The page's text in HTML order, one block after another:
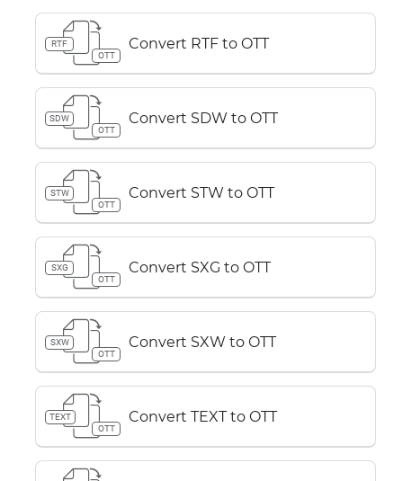
RTF
OTT
Convert RTF to OTT
SDW
OTT
Convert SDW to OTT
STW
OTT
Convert STW to OTT
SXG
OTT
Convert SXG to OTT
SXW
OTT
Convert SXW to OTT
TEXT
OTT
Convert TEXT to OTT